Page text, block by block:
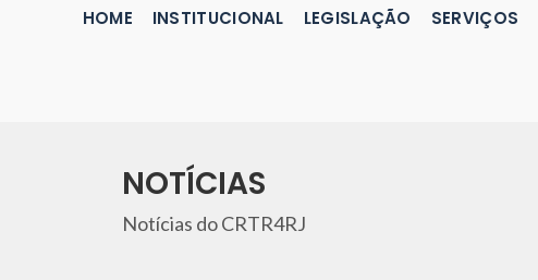
HOME INSTITUCIONAL LEGISLAÇÃO SERVIÇOS
NOTÍCIAS
Notícias do CRTR4RJ